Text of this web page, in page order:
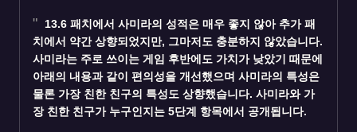
13.6 패치에서 사미라의 성적은 매우 좋지 않아 추가 패
치에서 약간 상향되었지만, 그마저도 충분하지 않았습니다.
사미라는 주로 쓰이는 게임 후반에도 가치가 낮았기 때문에
아래의 내용과 같이 편의성을 개선했으며 사미라의 특성은
물론 가장 친한 친구의 특성도 상향했습니다. 사미라와 가
장 친한 친구가 누구인지는 5단계 항목에서 공개됩니다.